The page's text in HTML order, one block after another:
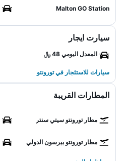
Malton GO Station
سيارت ايجار
المعدل اليومي 48 ﷼
سيارات للاستئجار في تورونتو
المطارات القريبة
مطار تورونتو سيتي سنتر
مطار تورونتو بيرسون الدولي